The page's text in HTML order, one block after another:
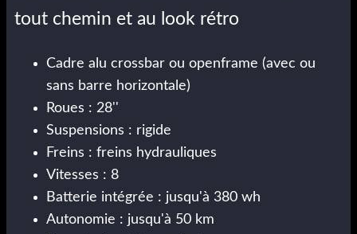
tout chemin et au look rétro
Cadre alu crossbar ou openframe (avec ou
sans barre horizontale)
Roues : 28''
Suspensions : rigide
Freins : freins hydrauliques
Vitesses : 8
Batterie intégrée : jusqu'à 380 wh
Autonomie : jusqu'à 50 km